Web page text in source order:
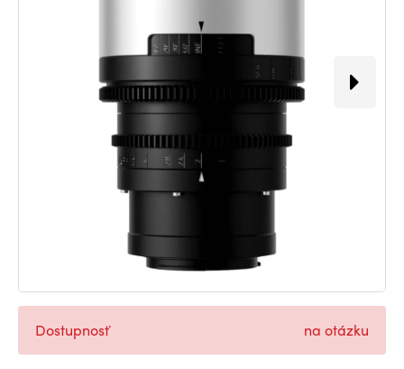
Dostupnosť na otázku